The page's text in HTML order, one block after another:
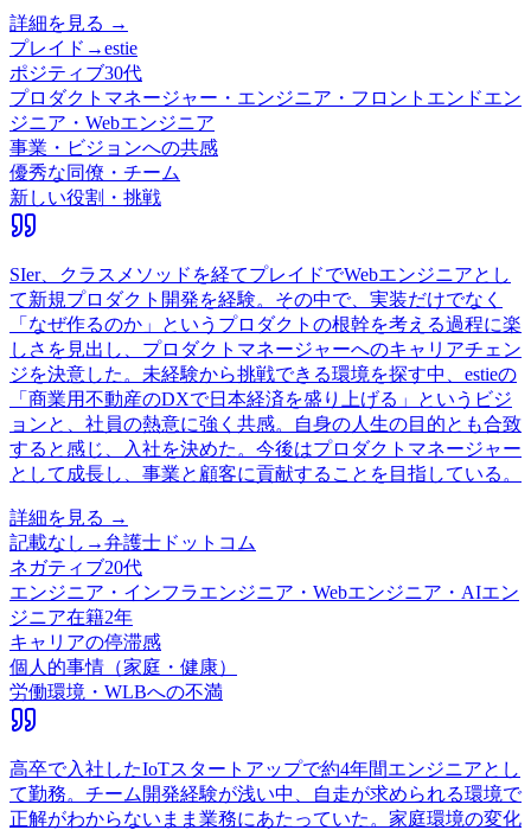
詳細を見る →
プレイド →estie
ポジティブ30代
プロダクトマネージャー・エンジニア・フロントエンドエン
ジニア・Webエンジニア
事業・ビジョンへの共感
優秀な同僚・チーム
新しい役割・挑戦
SIer、クラスメソッドを経てプレイドでWebエンジニアとし
て新規プロダクト開発を経験。その中で、実装だけでなく
「なぜ作るのか」というプロダクトの根幹を考える過程に楽
しさを見出し、プロダクトマネージャーへのキャリアチェン
ジを決意した。未経験から挑戦できる環境を探す中、estieの
「商業用不動産のDXで日本経済を盛り上げる」というビジ
ョンと、社員の熱意に強く共感。自身の人生の目的とも合致
すると感じ、入社を決めた。今後はプロダクトマネージャー
として成長し、事業と顧客に貢献することを目指している。
詳細を見る →
記載なし →弁護士ドットコム
ネガティブ20代
エンジニア・インフラエンジニア・Webエンジニア・AIエン
ジニア在籍2年
キャリアの停滞感
個人的事情（家庭・健康）
労働環境・WLBへの不満
高卒で入社したIoTスタートアップで約4年間エンジニアとし
て勤務。チーム開発経験が浅い中、自走が求められる環境で
正解がわからないまま業務にあたっていた。家庭環境の変化